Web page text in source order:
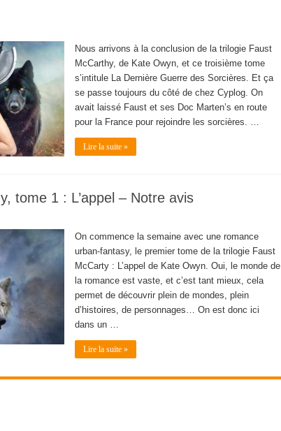
Nous arrivons à la conclusion de la trilogie Faust
McCarthy, de Kate Owyn, et ce troisième tome
s’intitule La Dernière Guerre des Sorcières. Et ça
se passe toujours du côté de chez Cyplog. On
avait laissé Faust et ses Doc Marten’s en route
pour la France pour rejoindre les sorcières. …
Lire la suite »
tome 1 : L’appel – Notre avis
On commence la semaine avec une romance
urban-fantasy, le premier tome de la trilogie Faust
McCarty : L’appel de Kate Owyn. Oui, le monde de
la romance est vaste, et c’est tant mieux, cela
permet de découvrir plein de mondes, plein
d’histoires, de personnages… On est donc ici
dans un …
Lire la suite »